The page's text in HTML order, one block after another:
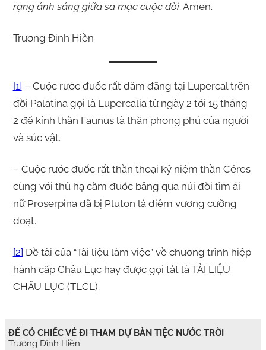
rạng ánh sáng giữa sa mạc cuộc đời. Amen.
Trương Đình Hiền
[1] – Cuộc rước đuốc rất dâm đãng tại Lupercal trên
đồi Palatina gọi là Lupercalia từ ngày 2 tới 15 tháng
2 để kính thần Faunus là thần phong phú của người
và súc vật.
– Cuộc rước đuốc rất thần thoại kỷ niệm thần Céres
cùng với thủ hạ cầm đuốc băng qua núi đồi tìm ái
nữ Proserpina đã bị Pluton là diêm vương cưỡng
đoạt.
[2] Đề tài của “Tài liệu làm việc” về chương trình hiệp
hành cấp Châu Lục hay được gọi tắt là TÀI LIỆU
CHÂU LỤC (TLCL).
ĐỂ CÓ CHIẾC VÉ ĐI THAM DỰ BÀN TIỆC NƯỚC TRỜI
Trương Đình Hiền